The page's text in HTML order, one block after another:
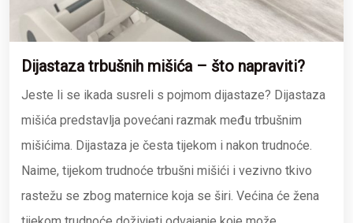
Dijastaza trbušnih mišića – što napraviti?
Jeste li se ikada susreli s pojmom dijastaze? Dijastaza
mišića predstavlja povećani razmak među trbušnim
mišićima. Dijastaza je česta tijekom i nakon trudnoće.
Naime, tijekom trudnoće trbušni mišići i vezivno tkivo
rastežu se zbog maternice koja se širi. Većina će žena